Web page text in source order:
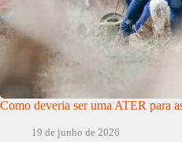
Como deveria ser uma ATER para
19 de junho de 2026